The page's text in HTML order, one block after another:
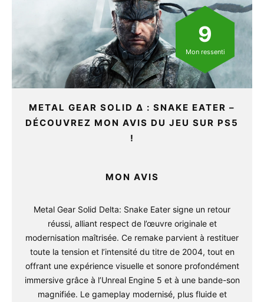
METAL GEAR SOLID Δ : SNAKE EATER –
DÉCOUVREZ MON AVIS DU JEU SUR PS5
!
MON AVIS
Metal Gear Solid Delta: Snake Eater signe un retour
réussi, alliant respect de l’œuvre originale et
modernisation maîtrisée. Ce remake parvient à restituer
toute la tension et l’intensité du titre de 2004, tout en
offrant une expérience visuelle et sonore profondément
immersive grâce à l’Unreal Engine 5 et à une bande-son
magnifiée. Le gameplay modernisé, plus fluide et
9
Mon ressenti